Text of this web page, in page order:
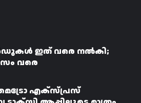
ഇത് വരെ നൽകി;
വരെ
എക്സ്പ്രസ്